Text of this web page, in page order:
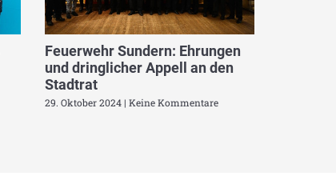
Feuerwehr Sundern: Ehrungen
und dringlicher Appell an den
Stadtrat
29. Oktober 2024 Keine Kommentare